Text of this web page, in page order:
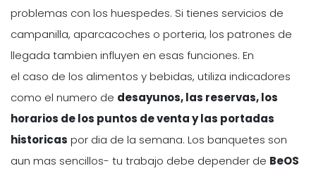
problemas con los huespedes. Si tienes servicios de
campanilla, aparcacoches o porteria, los patrones de
llegada tambien influyen en esas funciones. En
el caso de los alimentos y bebidas, utiliza indicadores
como el numero de desayunos, las reservas, los
horarios de los puntos de venta y las portadas
historicas por dia de la semana. Los banquetes son
aun mas sencillos- tu trabajo debe depender de BeOS